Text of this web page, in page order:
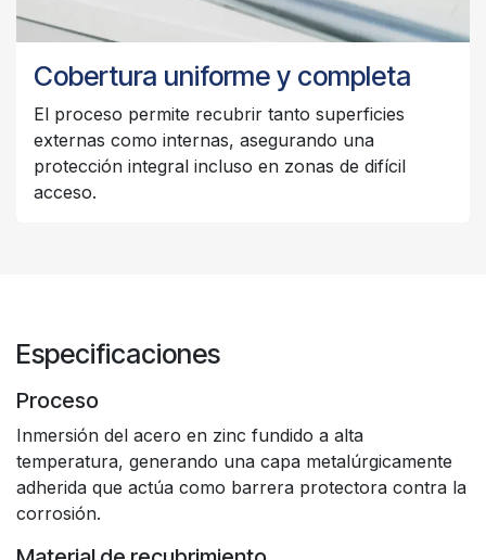
Cobertura uniforme y completa
El proceso permite recubrir tanto superficies
externas como internas, asegurando una
protección integral incluso en zonas de difícil
acceso.
Especificaciones
Proceso
Inmersión del acero en zinc fundido a alta
temperatura, generando una capa metalúrgicamente
adherida que actúa como barrera protectora contra la
corrosión.